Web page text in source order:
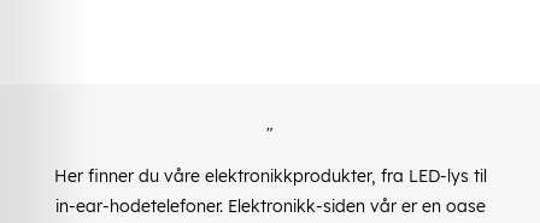
"
Her finner du våre elektronikkprodukter, fra LED-lys til
in-ear-hodetelefoner. Elektronikk-siden vår er en oase